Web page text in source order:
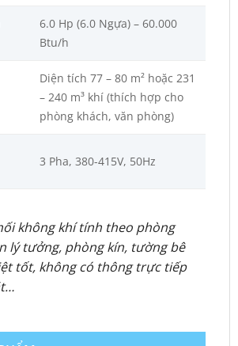
6.0 Hp (6.0 Ngựa) – 60.000
Btu/h
Diện tích 77 – 80 m² hoặc 231
– 240 m³ khí (thích hợp cho
phòng khách, văn phòng)
3 Pha, 380-415V, 50Hz
không khí tính theo phòng
lý tưởng, phòng kín, tường bê
tốt, không có thông trực tiếp